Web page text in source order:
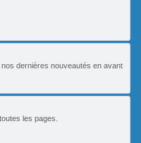
dernières nouveautés en avant
les pages.